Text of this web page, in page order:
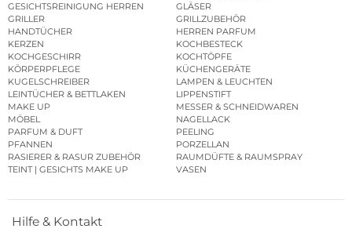
GESICHTSREINIGUNG HERREN
GLÄSER
GRILLER
GRILLZUBEHÖR
HANDTÜCHER
HERREN PARFUM
KERZEN
KOCHBESTECK
KOCHGESCHIRR
KOCHTÖPFE
KÖRPERPFLEGE
KÜCHENGERÄTE
KUGELSCHREIBER
LAMPEN & LEUCHTEN
LEINTÜCHER & BETTLAKEN
LIPPENSTIFT
MAKE UP
MESSER & SCHNEIDWAREN
MÖBEL
NAGELLACK
PARFUM & DUFT
PEELING
PFANNEN
PORZELLAN
RASIERER & RASUR ZUBEHÖR
RAUMDÜFTE & RAUMSPRAY
TEINT | GESICHTS MAKE UP
VASEN
Hilfe & Kontakt